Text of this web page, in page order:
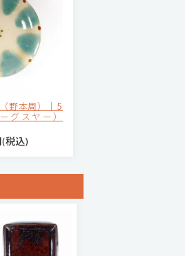
野本周）｜5
グスヤー）
税込)